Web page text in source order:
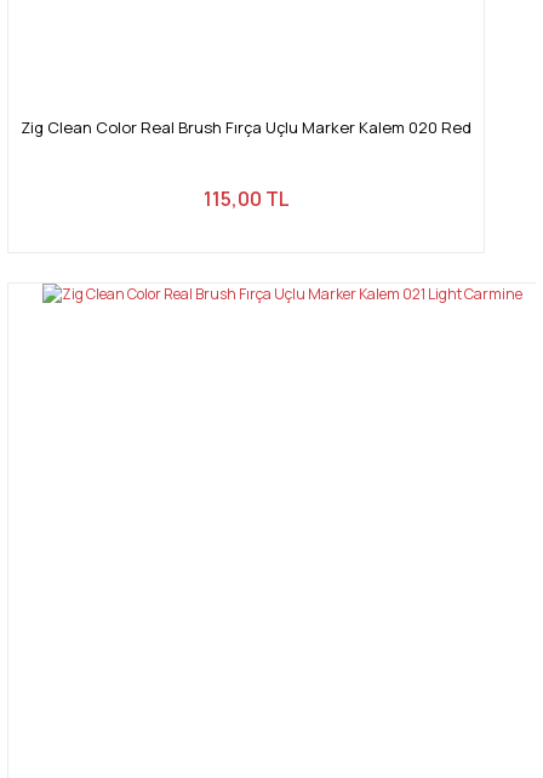
Zig Clean Color Real Brush Fırça Uçlu Marker Kalem 020 Red
115,00 TL